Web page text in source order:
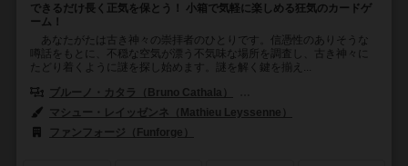
できるだけ長く正気を保とう！ 小箱で気軽に楽しめる狂気のカードゲ
ーム！
あなたがたは古き神々の崇拝者のひとりです。信憑性のありそうな
噂話をもとに、不穏な空気が漂う不気味な場所を調査し、古き神々に
たどり着くように謎を探し始めます。謎を解く鍵を揃え...
ブルーノ・カタラ（Bruno Cathala）
マシュー・レイッゼンネ（Mathieu Leyssenne）
ファンフォージ（Funforge）